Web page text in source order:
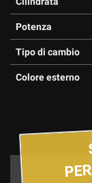
Potenza
Tipo di cambio
Colore esterno